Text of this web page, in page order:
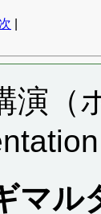
演（
マル